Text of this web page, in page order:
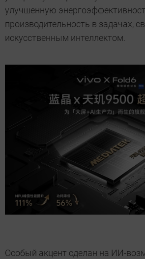
улучшенную
производительность в задачах,
искусственным интеллектом.
Особый акцент сделан на ИИ-